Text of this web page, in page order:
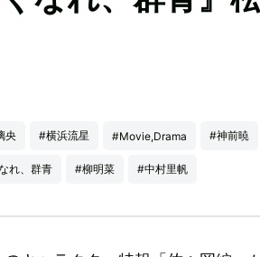
央 #横浜流星 #Movie,Drama #神前暁
れ、群青 #柳明菜 #中村里帆